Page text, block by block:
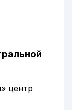
центр